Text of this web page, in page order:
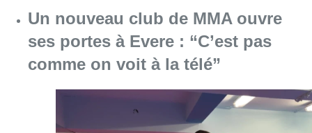
Un nouveau club de MMA ouvre
ses portes à Evere : “C’est pas
comme on voit à la télé”